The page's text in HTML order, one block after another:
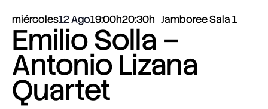
miércoles12 Ago19:00h20:30h Jamboree Sala 1
Emilio Solla –
Antonio Lizana
Quartet